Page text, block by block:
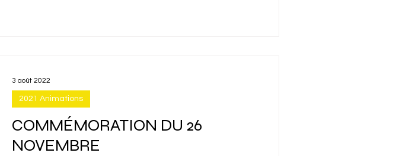
COMMÉMORATION DU 26
NOVEMBRE
2021 Animations
3 août 2022